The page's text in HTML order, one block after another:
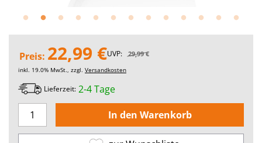
Preis: 22,99 €UVP: 29,99 €
inkl. 19.0% MwSt., zzgl. Versandkosten
Lieferzeit: 2-4 Tage